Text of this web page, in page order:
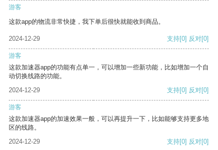
游客
这款app的物流非常快捷，我下单后很快就能收到商品。
2024-12-29 支持[0] 反对[0]
游客
这款加速器app的功能有点单一，可以增加一些新功能，比如增加一个自
动切换线路的功能。
2024-12-29
支持[0] 反对[0]
游客
这款加速器app的加速效果一般，可以再提升一下，比如能够支持更多地
区的线路。
2024-12-29
支持[0] 反对[0]